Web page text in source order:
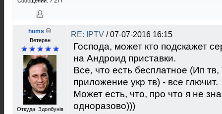
homs
Ветеран
Откуда: Здолбунів
RE: IPTV /07-07-2016 16:15
Господа, может кто подскажет
на Андроид приставки.
Все, что есть бесплатное (Ип
приложение укр тв) - все глючит.
Может есть, что, про что я не
одноразово)))